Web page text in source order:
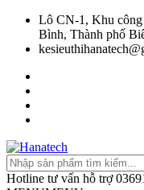
Lô CN-1, Khu
Bình, Thành phố
Hotline tư vấn hỗ trợ